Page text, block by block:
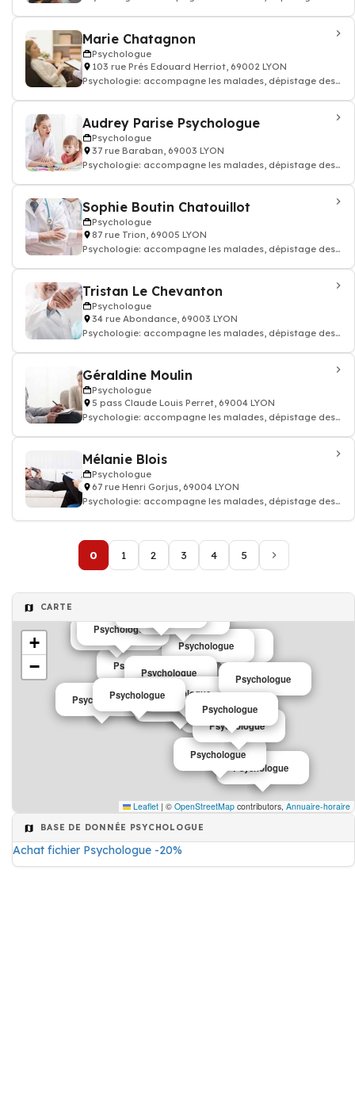
Marie Chatagnon
Psychologue
103 rue Prés Edouard Herriot, 69002 LYON
Psychologie: accompagne les malades, dépistage des
Audrey Parise Psychologue
Psychologue
37 rue Baraban, 69003 LYON
Psychologie: accompagne les malades, dépistage des
Sophie Boutin Chatouillot
Psychologue
87 rue Trion, 69005 LYON
Psychologie: accompagne les malades, dépistage des
Tristan Le Chevanton
Psychologue
34 rue Abondance, 69003 LYON
Psychologie: accompagne les malades, dépistage des
Géraldine Moulin
Psychologue
5 pass Claude Louis Perret, 69004 LYON
Psychologie: accompagne les malades, dépistage des
Mélanie Blois
Psychologue
67 rue Henri Gorjus, 69004 LYON
Psychologie: accompagne les malades, dépistage des
0 1 2 3 4 5
CARTE
Psychologue
Psychologue
Psychologue
Psychologue
Psychologue
Psychologue
Psychologue
Psychologue
Psychologue
Psychologue
Psychologue
Psychologue
Psychologue
Psychologue
Psychologue
Psychologue
Psychologue
Psychologue
+
−
Leaflet | © OpenStreetMap contributors, Annuaire-horaire
BASE DE DONNÉE PSYCHOLOGUE
Achat fichier Psychologue -20%